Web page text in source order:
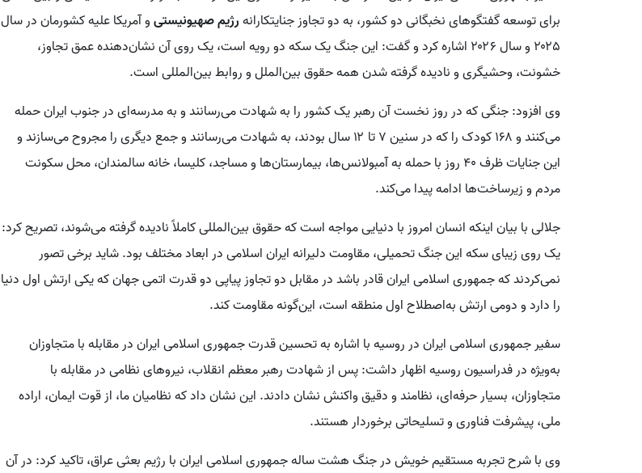
برای توسعه گفتگوهای نخبگانی دو کشور، به دو تجاوز جنایتکارانهرژیم صهیونیستیو آمریکا علیه کشورمان در سال
۲۰۲۵ و سال ۲۰۲۶ اشاره کرد و گفت: این جنگ یک سکه دو رویه است، یک روی آن نشان‌دهنده عمق تجاوز،
خشونت، وحشیگری و نادیده گرفته شدن همه حقوق بین‌الملل و روابط بین‌المللی است.
وی افزود: جنگی که در روز نخست آن رهبر یک کشور را به شهادت می‌رسانند و به مدرسه‌ای در جنوب ایران حمله
می‌کنند و ۱۶۸ کودک را که در سنین ۷ تا ۱۲ سال بودند، به شهادت می‌رسانند و جمع دیگری را مجروح می‌سازند و
این جنایات ظرف ۴۰ روز با حمله به آمبولانس‌ها، بیمارستان‌ها و مساجد، کلیسا، خانه سالمندان، محل سکونت
مردم و زیرساخت‌ها ادامه پیدا می‌کند.
جلالی با بیان اینکه انسان امروز با دنیایی مواجه است که حقوق بین‌المللی کاملاً نادیده گرفته می‌شوند، تصریح کرد:
یک روی زیبای سکه این جنگ تحمیلی، مقاومت دلیرانه ایران اسلامی در ابعاد مختلف بود. شاید برخی تصور
نمی‌کردند که جمهوری اسلامی ایران قادر باشد در مقابل دو تجاوز پیاپی دو قدرت اتمی جهان که یکی ارتش اول دنیا
را دارد و دومی ارتش به‌اصطلاح اول منطقه است، این‌گونه مقاومت کند.
سفیر جمهوری اسلامی ایران در روسیه با اشاره به تحسین قدرت جمهوری اسلامی ایران در مقابله با متجاوزان
به‌ویژه در فدراسیون روسیه اظهار داشت: پس از شهادت رهبر معظم انقلاب، نیروهای نظامی در مقابله با
متجاوزان، بسیار حرفه‌ای، نظامند و دقیق واکنش نشان دادند. این نشان داد که نظامیان ما، از قوت ایمان، اراده
ملی، پیشرفت فناوری و تسلیحاتی برخوردار هستند.
وی با شرح تجربه مستقیم خویش در جنگ هشت ساله جمهوری اسلامی ایران با رژیم بعثی عراق، تاکید کرد: در آن